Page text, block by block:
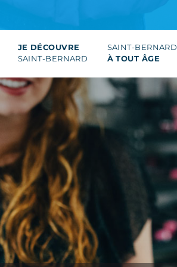
JE DÉCOUVRE
SAINT-BERNARD
SAINT-BERNARD
À TOUT ÂGE